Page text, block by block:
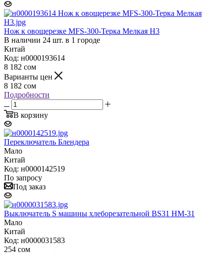
Нож к овощерезке MFS-300-Терка Мелкая H3
В наличии 24 шт. в 1 городе
Китай
Код: н0000193614
8 182 сом
Варианты цен
8 182 сом
Подробности
В корзину
Переключатель Блендера
Мало
Китай
Код: н0000142519
По запросу
Под заказ
Выключатель S машины хлеборезательной BS31 HM-31
Мало
Китай
Код: н0000031583
254 сом